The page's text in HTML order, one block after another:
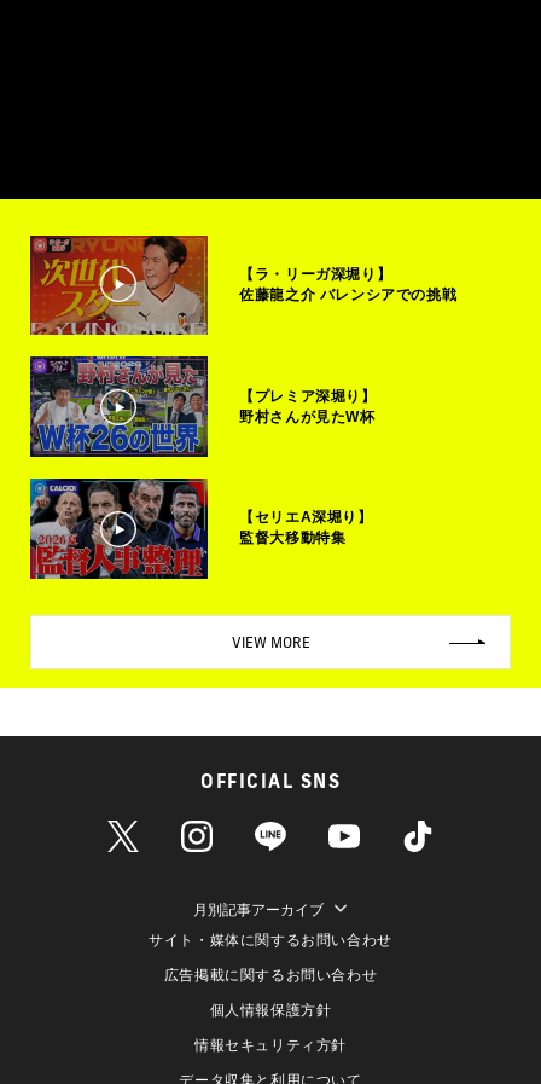
【ラ・リーガ深堀り】
佐藤龍之介 バレンシアでの挑戦
【プレミア深堀り】
野村さんが見たW杯
【セリエA深堀り】
監督大移動特集
VIEW MORE
OFFICIAL SNS
月別記事アーカイブ
サイト・媒体に関するお問い合わせ
広告掲載に関するお問い合わせ
個人情報保護方針
情報セキュリティ方針
データ収集と利用について